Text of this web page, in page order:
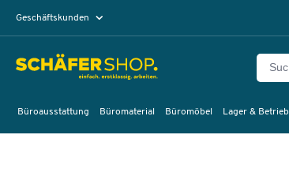
Geschäftskunden
Büroausstattung Büromaterial Büromöbel Lager & Betrieb